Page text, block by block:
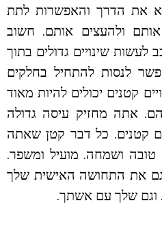
את הדרך והאפשרות לתת
ולהעצים אותם. חשוב
שינויים גדולים בתוך
לנסות להתחיל בחלקים
קטנים יכולים להיות מאוד
אתה מחזיק עיסה גדולה
קטנים. כל דבר קטן שאתה
טובה ושמחה. מועיל ומשפר.
את התחושה האישית שלך
וגם שלך עם אשתך.